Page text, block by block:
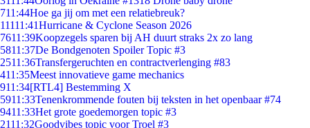
711:44Hoe ga jij om met een relatiebreuk?
11111:41Hurricane & Cyclone Season 2026
7611:39Koopzegels sparen bij AH duurt straks 2x zo lang
5811:37De Bondgenoten Spoiler Topic #3
2511:36Transfergeruchten en contractverlenging #83
411:35Meest innovatieve game mechanics
911:34[RTL4] Bestemming X
5911:33Tenenkrommende fouten bij teksten in het openbaar #74
9411:33Het grote goedemorgen topic #3
2111:32Goodvibes topic voor Troel #3